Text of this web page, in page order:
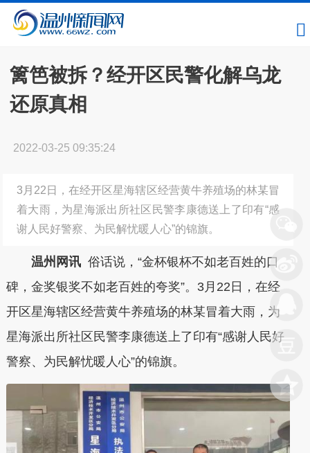
篱笆被拆？经开区民警化解乌龙
还原真相
2022-03-25 09:35:24
3月22日，在经开区星海辖区经营黄牛养殖场的林某冒
着大雨，为星海派出所社区民警李康德送上了印有“感
谢人民好警察、为民解忧暖人心”的锦旗。
温州网讯俗话说，“金杯银杯不如老百姓的口
碑，金奖银奖不如老百姓的夸奖”。3月22日，在经
开区星海辖区经营黄牛养殖场的林某冒着大雨，为
星海派出所社区民警李康德送上了印有“感谢人民好
警察、为民解忧暖人心”的锦旗。